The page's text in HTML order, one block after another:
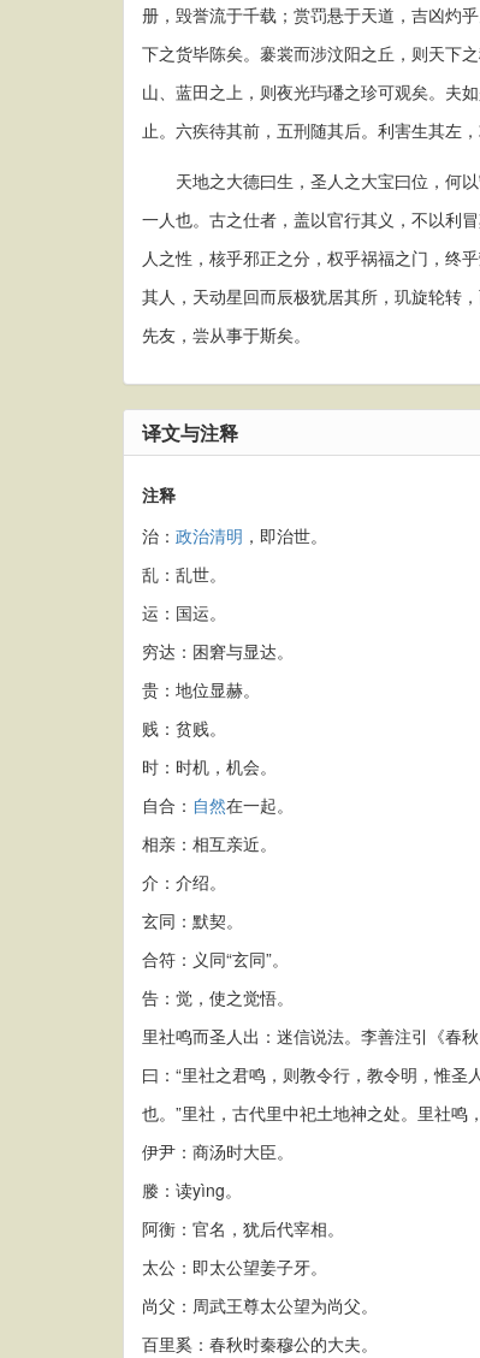
册，毁誉流于千载；赏罚悬于天道，吉凶灼
下之货毕陈矣。褰裳而涉汶阳之丘，则天下
山、蓝田之上，则夜光玙璠之珍可观矣。夫
止。六疾待其前，五刑随其后。利害生其左
天地之大德曰生，圣人之大宝曰位，何以
一人也。古之仕者，盖以官行其义，不以利
人之性，核乎邪正之分，权乎祸福之门，终
其人，天动星回而辰极犹居其所，玑旋轮转
先友，尝从事于斯矣。
译文与注释
注释
治： 政治清明 ，即治世。
乱：乱世。
运：国运。
穷达：困窘与显达。
贵：地位显赫。
贱：贫贱。
时：时机，机会。
自合： 自然在一起。
相亲：相互亲近。
介：介绍。
玄同：默契。
合符：义同“玄同”。
告：觉，使之觉悟。
里社鸣而圣人出：迷信说法。李善注引《春
曰：“里社之君鸣，则教令行，教令明，惟
也。”里社，古代里中祀土地神之处。里社鸣
伊尹：商汤时大臣。
媵：读yìng。
阿衡：官名，犹后代宰相。
太公：即太公望姜子牙。
尚父：周武王尊太公望为尚父。
百里奚：春秋时秦穆公的大夫。